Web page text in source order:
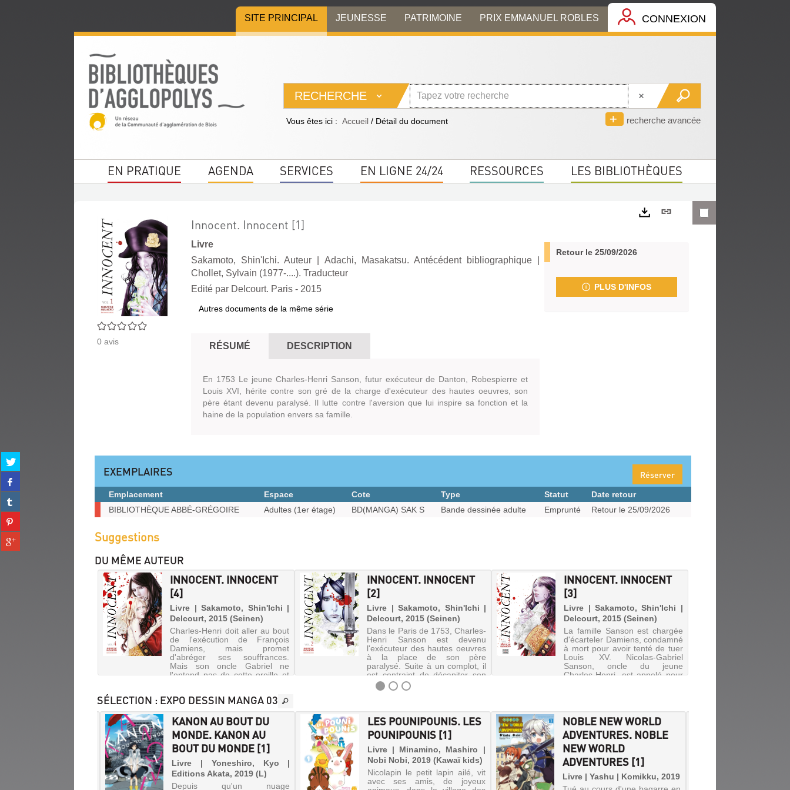
menu
contenu
la
SITE PRINCIPAL JEUNESSE PATRIMOINE PRIX EMMANUEL ROBLES CONNEXION
RECHERCHE
recherche avancée
Vous êtes ici : Accueil / Détail du document
EN PRATIQUE AGENDA SERVICES EN LIGNE 24/24 RESSOURCES LES BIBLIOTHÈQUES
Partager
sur
twitter
(Nouvelle
fenêtre)
Partager
sur
facebook
(Nouvelle
fenêtre)
Partager
sur
tumblr
(Nouvelle
fenêtre)
Partager
sur
pinterest
(Nouvelle
Partager
sur
0/5
0 avis
Innocent. Innocent [1]
Livre
Sakamoto, Shin'Ichi. Auteur
Adachi, Masakatsu. Antécédent bibliographique
Chollet, Sylvain (1977-....). Traducteur
Edité par Delcourt. Paris - 2015
Autres documents de la même série
RÉSUMÉ DESCRIPTION
En 1753 Le jeune Charles-Henri Sanson, futur exécuteur de Danton, Robespierre et
Louis XVI, hérite contre son gré de la charge d'exécuteur des hautes oeuvres, son
père étant devenu paralysé. Il lutte contre l'aversion que lui inspire sa fonction et la
haine de la population envers sa famille.
Lien
Retour le 25/09/2026
PLUS D'INFOS
EXEMPLAIRES Réserver
Exemplaires
Emplacement Espace Cote Type Statut
Date retour
BIBLIOTHÈQUE ABBÉ-GRÉGOIRE
Adultes (1er étage) BD(MANGA) SAK S Bande dessinée adulte Emprunté Retour le 25/09/2026
Suggestions
DU MÊME AUTEUR
INNOCENT. INNOCENT
[2]
Livre | Sakamoto, Shin'Ichi |
Delcourt, 2015 (Seinen)
Dans le Paris de 1753, Charles-
Henri Sanson est devenu
l'exécuteur des hautes oeuvres
à la place de son père
paralysé. Suite à un complot, il
est contraint de décapiter son
ami Jean de Chartois. Mais le
jeune homme est
INNOCENT. INNOCENT
[3]
Livre | Sakamoto, Shin'Ichi |
Delcourt, 2015 (Seinen)
La famille Sanson est chargée
d'écarteler Damiens, condamné
à mort pour avoir tenté de tuer
Louis XV. Nicolas-Gabriel
Sanson, oncle du jeune
Charles-Henri, est appelé pour
INNOCENT. INNOCENT
[4]
Livre | Sakamoto, Shin'Ichi |
Delcourt, 2015 (Seinen)
Charles-Henri doit aller au bout
de l'exécution de François
Damiens, mais promet
d'abréger ses souffrances.
Mais son oncle Gabriel ne
l'entend pas de cette oreille et
INNOCENT.
INNOCENT
[2]
SÉLECTION : EXPO DESSIN MANGA 03
LES POUNIPOUNIS. LES
POUNIPOUNIS [1]
Livre | Minamino, Mashiro |
Nobi Nobi, 2019 (Kawaï kids)
Nicolapin le petit lapin ailé, vit
avec ses amis, de joyeux
NOBLE NEW WORLD
ADVENTURES. NOBLE
NEW WORLD
ADVENTURES [1]
Livre | Yashu | Komikku, 2019
KANON AU BOUT DU
MONDE. KANON AU
BOUT DU MONDE [1]
Livre | Yoneshiro, Kyo |
Editions Akata, 2019 (L)
Depuis qu'un nuage